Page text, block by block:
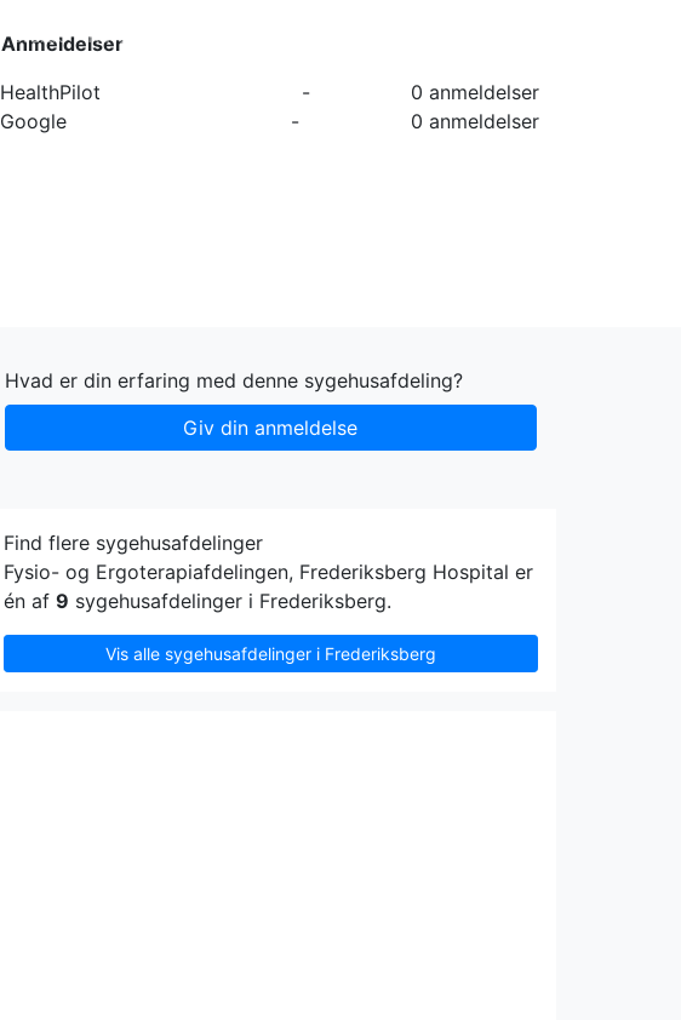
Forside Kategorier
Anmeldelser
HealthPilot
-
0 anmeldelser
Google
- 0 anmeldelser
Hvad er din erfaring med denne sygehusafdeling?
Giv din anmeldelse
Find flere sygehusafdelinger
Fysio- og Ergoterapiafdelingen, Frederiksberg Hospital er
én af 9 sygehusafdelinger i Frederiksberg.
Vis alle sygehusafdelinger i Frederiksberg